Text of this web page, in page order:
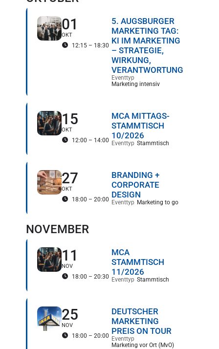
01
OKT
12:15 – 18:30
5. AUGSBURGER
MARKETING TAG:
KI IM MARKETING
– STRATEGIE,
WIRKUNG,
VERANTWORTUNG
Eventtyp
Marketing intensiv
15
OKT
12:00 – 14:00
MCA MITTAGS-
STAMMTISCH
10/2026
Eventtyp Stammtisch
27
OKT
18:00 – 20:00
BRANDING +
CORPORATE
DESIGN
Eventtyp Marketing to go
NOVEMBER
11
NOV
18:00 – 20:30
MCA
STAMMTISCH
11/2026
Eventtyp Stammtisch
25
NOV
18:00 – 20:00
DEUTSCHER
MARKETING
PREIS ON TOUR
Eventtyp
Marketing vor Ort (MvO)